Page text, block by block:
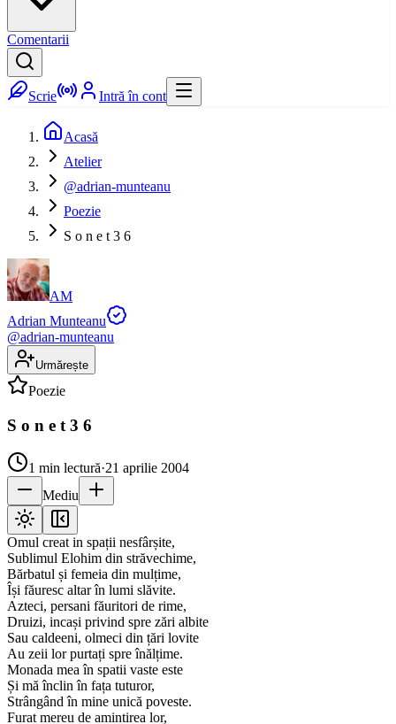
Comentarii
Scrie Intră în cont
Acasă
Atelier
@adrian-munteanu
Poezie
S o n e t 3 6
AM
Adrian Munteanu
@adrian-munteanu
Urmărește
Poezie
S o n e t 3 6
1 min lectură·21 aprilie 2004
Mediu
Omul creat in spații nesfârșite,
Sublimul Elohim din străvechime,
Bărbatul și femeia din mulțime,
Își făuresc altar în lumi slăvite.
Azteci, persani făuritori de rime,
Druizi, incași privind spre zări albite
Sau caldeeni, olmeci din țări lovite
Au zeii lor purtați spre înălțime.
Monada mea în spatii vaste este
Și mă înclin în fața tuturor,
Strângând în mine unică poveste.
Furat mereu de amintirea lor,